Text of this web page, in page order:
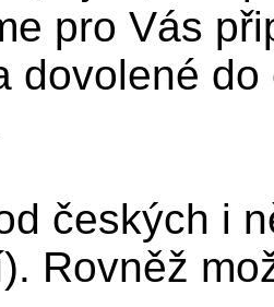
pro Vás
dovolené
českých i
Rovněž